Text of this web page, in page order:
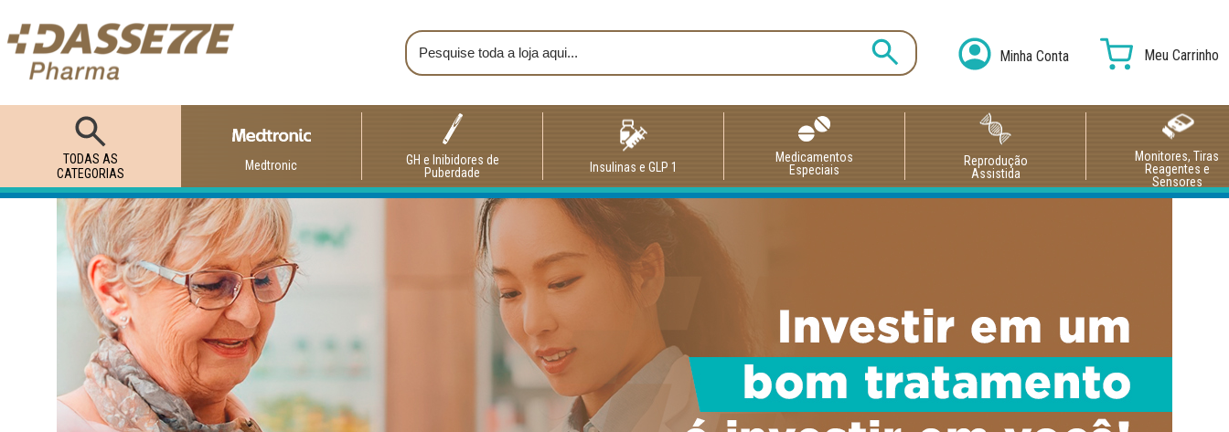
Minha Conta Meu Carrinho
TODAS AS
CATEGORIAS
Medtronic
GH e Inibidores de
Puberdade
Insulinas e GLP 1
Medicamentos
Especiais
Reprodução
Assistida
Monitores, Tiras
Reagentes e
Sensores